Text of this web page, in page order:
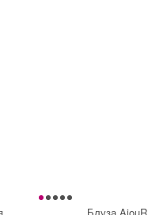
Блуза AjouR